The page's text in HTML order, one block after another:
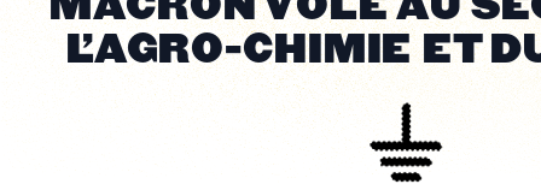
L'AGRO-CHIMIE ET